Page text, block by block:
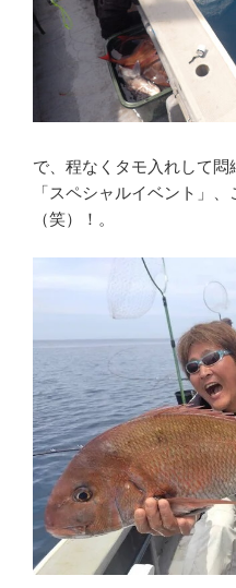
で、程なくタモ入れして
「スペシャルイベント」
（笑）！。